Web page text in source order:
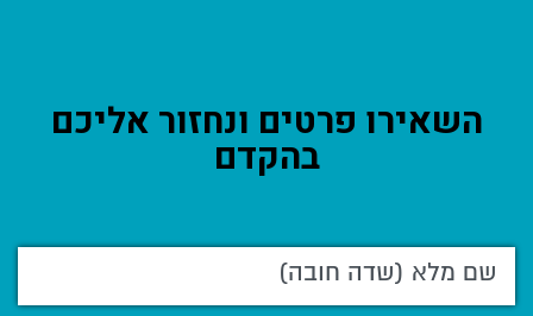
השאירו פרטים ונחזור אליכם
בהקדם